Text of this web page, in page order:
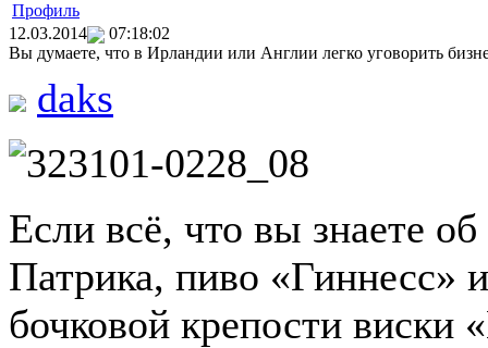
Профиль
12.03.2014
07:18:02
Вы думаете, что в Ирландии или Англии легко уговорить
daks
Если всё, что вы знаете
Патрика, пиво «Гиннесс»
бочковой крепости